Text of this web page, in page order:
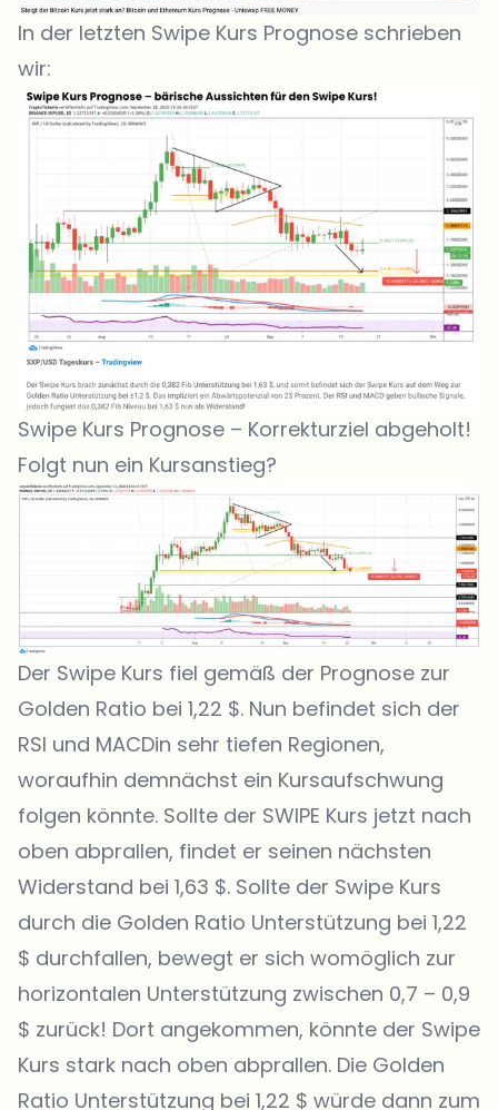
In der letzten Swipe Kurs Prognose schrieben
wir:
Swipe Kurs Prognose – Korrekturziel abgeholt!
Folgt nun ein Kursanstieg?
Der Swipe Kurs fiel gemäß der Prognose zur
Golden Ratio bei 1,22 $. Nun befindet sich der
RSI und MACDin sehr tiefen Regionen,
woraufhin demnächst ein Kursaufschwung
folgen könnte. Sollte der SWIPE Kurs jetzt nach
oben abprallen, findet er seinen nächsten
Widerstand bei 1,63 $. Sollte der Swipe Kurs
durch die Golden Ratio Unterstützung bei 1,22
$ durchfallen, bewegt er sich womöglich zur
horizontalen Unterstützung zwischen 0,7 – 0,9
$ zurück! Dort angekommen, könnte der Swipe
Kurs stark nach oben abprallen. Die Golden
Ratio Unterstützung bei 1,22 $ würde dann zum